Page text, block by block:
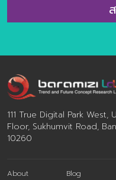
111 True Digital Park West,
Floor, Sukhumvit Road,
10260
About Blog